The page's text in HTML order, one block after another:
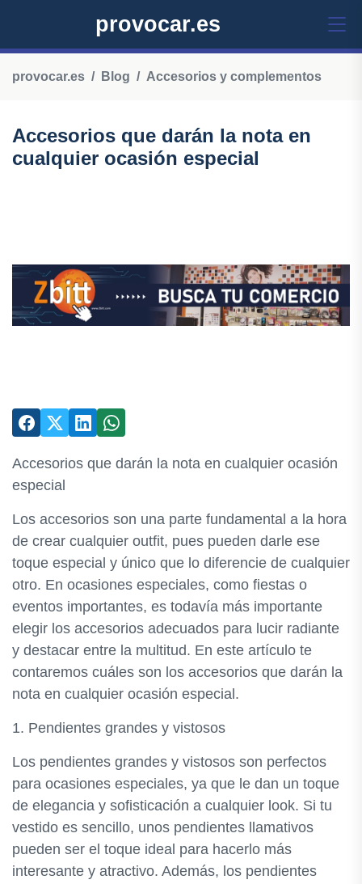
provocar.es
provocar.es Blog Accesorios y complementos
Accesorios que darán la nota en
cualquier ocasión especial
Accesorios que darán la nota en cualquier ocasión
especial
Los accesorios son una parte fundamental a la hora
de crear cualquier outfit, pues pueden darle ese
toque especial y único que lo diferencie de cualquier
otro. En ocasiones especiales, como fiestas o
eventos importantes, es todavía más importante
elegir los accesorios adecuados para lucir radiante
y destacar entre la multitud. En este artículo te
contaremos cuáles son los accesorios que darán la
nota en cualquier ocasión especial.
1. Pendientes grandes y vistosos
Los pendientes grandes y vistosos son perfectos
para ocasiones especiales, ya que le dan un toque
de elegancia y sofisticación a cualquier look. Si tu
vestido es sencillo, unos pendientes llamativos
pueden ser el toque ideal para hacerlo más
interesante y atractivo. Además, los pendientes